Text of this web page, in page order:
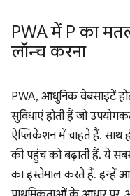
PWA में P का
लॉन्च करना
PWA, आधुनिक वेबसाइटें
सुविधाएं होती हैं जो
ऐप्लिकेशन में चाहते हैं. साथ
की पहुंच को बढ़ाती हैं. ये
का इस्तेमाल करते हैं. इन्हें